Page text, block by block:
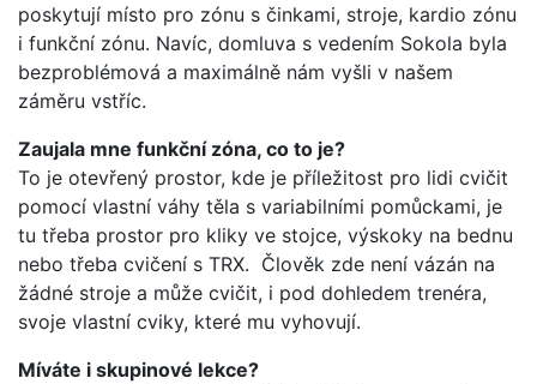
poskytují místo pro zónu s činkami, stroje, kardio zónu
i funkční zónu. Navíc, domluva s vedením Sokola byla
bezproblémová a maximálně nám vyšli v našem
záměru vstříc.
Zaujala mne funkční zóna, co to je?
To je otevřený prostor, kde je příležitost pro lidi cvičit
pomocí vlastní váhy těla s variabilními pomůckami, je
tu třeba prostor pro kliky ve stojce, výskoky na bednu
nebo třeba cvičení s TRX. Člověk zde není vázán na
žádné stroje a může cvičit, i pod dohledem trenéra,
svoje vlastní cviky, které mu vyhovují.
Míváte i skupinové lekce?